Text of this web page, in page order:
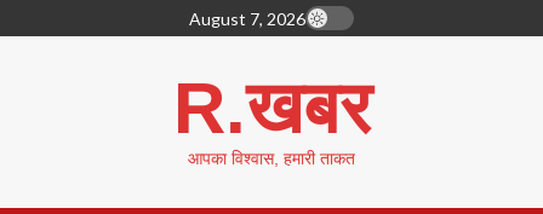
to
August 7, 2026
R.खबर
आपका विश्वास, हमारी ताकत